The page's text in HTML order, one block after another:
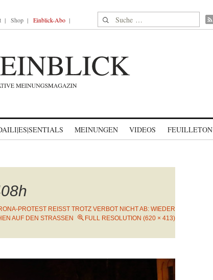
Shop Einblick-Abo Suche nach:
MEINUNGEN VIDEOS FEUILLETON
PROTEST REISST TROTZ VERBOT NICHT AB: WIEDER H
AUF DEN STRASSEN
FULL RESOLUTION (620 × 413)